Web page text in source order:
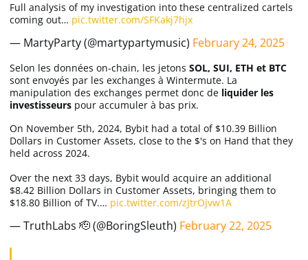
Full analysis of my investigation into these centralized cartels
coming out… pic.twitter.com/SFKakj7hjx
— MartyParty (@martypartymusic) February 24, 2025
Selon les données on-chain, les jetons SOL, SUI, ETH et BTC
sont envoyés par les exchanges à Wintermute. La
manipulation des exchanges permet donc de liquider les
investisseurs pour accumuler à bas prix.
On November 5th, 2024, Bybit had a total of $10.39 Billion
Dollars in Customer Assets, close to the $'s on Hand that they
held across 2024.
Over the next 33 days, Bybit would acquire an additional
$8.42 Billion Dollars in Customer Assets, bringing them to
$18.80 Billion of TV.… pic.twitter.com/zJtrOjvw1A
— TruthLabs 🫡 (@BoringSleuth) February 22, 2025